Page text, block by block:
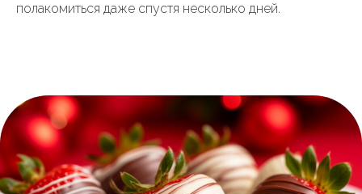
полакомиться даже спустя несколько дней.